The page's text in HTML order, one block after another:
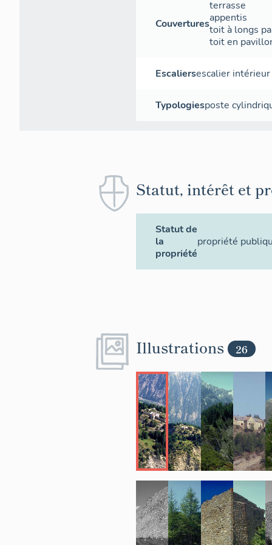
moellons
parapet
créneaux de
L'escarpe
décharge,
mais pour
qu'aucun
Cette
culture
aux
divers
fortification
Couvertures
terrasse
appentis
toit à longs
toit en
Escaliersescalier intérieur
Typologiesposte
Statut, intérêt et
Statut de
la
propriété
propriété
Illustrations 26